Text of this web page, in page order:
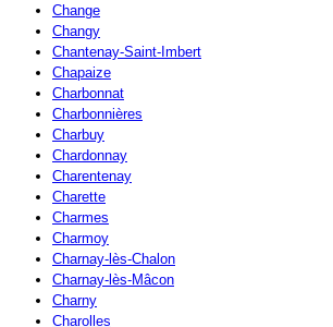
Change
Changy
Chantenay-Saint-Imbert
Chapaize
Charbonnat
Charbonnières
Charbuy
Chardonnay
Charentenay
Charette
Charmes
Charmoy
Charnay-lès-Chalon
Charnay-lès-Mâcon
Charny
Charolles